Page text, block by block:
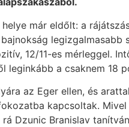
már eldőlt: a
12/11-es mérleggel.
a csaknem 18
az Eger ellen, és
kapcsoltak.
Dzunic Branislav